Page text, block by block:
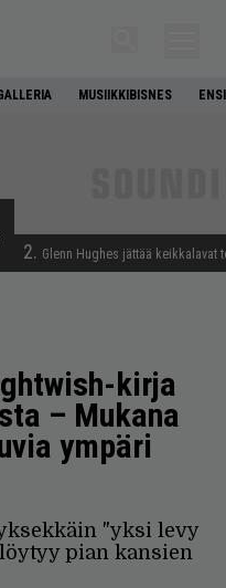
MUSIIKKIBISNES
2. Glenn Hughes jättää keikkalavat
kirja
– Mukana
ympäri
"yksi levy
pian kansien